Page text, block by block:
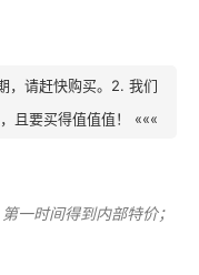
，请赶快购买。2. 我们
且要买得值值值！ «««
第一时间得到内部特价；